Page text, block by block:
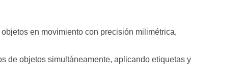
en movimiento con precisión milimétrica,
de objetos simultáneamente, aplicando etiquetas y